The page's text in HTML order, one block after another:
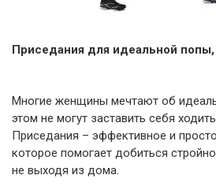
Приседания для идеальной
Многие женщины мечтают об
этом не могут заставить себя
Приседания – эффективное и
которое помогает добиться
не выходя из дома.